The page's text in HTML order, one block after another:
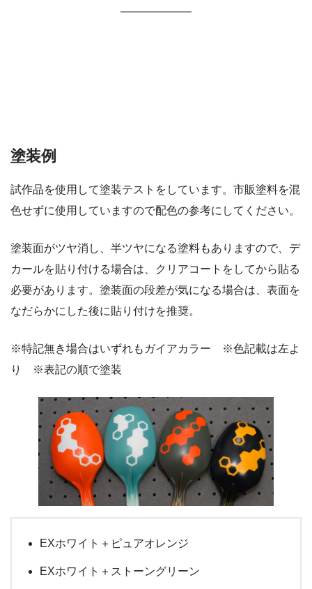
塗装例
試作品を使用して塗装テストをしています。市販塗料を混
色せずに使用していますので配色の参考にしてください。
塗装面がツヤ消し、半ツヤになる塗料もありますので、デ
カールを貼り付ける場合は、クリアコートをしてから貼る
必要があります。塗装面の段差が気になる場合は、表面を
なだらかにした後に貼り付けを推奨。
※特記無き場合はいずれもガイアカラー ※色記載は左よ
り ※表記の順で塗装
EXホワイト＋ピュアオレンジ
EXホワイト＋ストーングリーン